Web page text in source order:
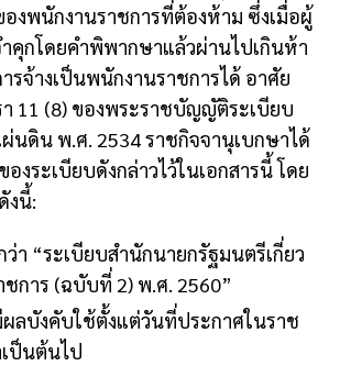
พนักงานราชการที่ต้องห้าม ซึ่งเมื่อผู้
คุกโดยคำพิพากษาแล้วผ่านไปเกินห้า
รจ้างเป็นพนักงานราชการได้ อาศัย
11 (8) ของพระราชบัญญัติระเบียบ
นดิน พ.ศ. 2534 ราชกิจจานุเบกษาได้
งระเบียบดังกล่าวไว้ในเอกสารนี้ โดย
งนี้:
ว่า “ระเบียบสำนักนายกรัฐมนตรีเกี่ยว
การ (ฉบับที่ 2) พ.ศ. 2560”
ลบังคับใช้ตั้งแต่วันที่ประกาศในราช
ป็นต้นไป